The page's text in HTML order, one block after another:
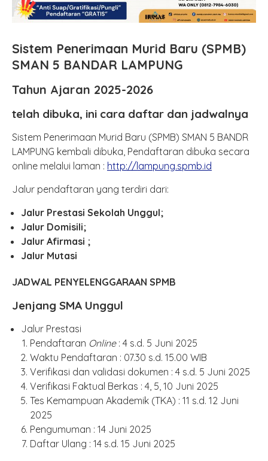
Sistem Penerimaan Murid Baru (SPMB)
SMAN 5 BANDAR LAMPUNG
Tahun Ajaran 2025-2026
telah dibuka, ini cara daftar dan jadwalnya
Sistem Penerimaan Murid Baru (SPMB) SMAN 5 BANDR
LAMPUNG kembali dibuka, Pendaftaran dibuka secara
online melalui laman : http://lampung.spmb.id
Jalur pendaftaran yang terdiri dari:
Jalur Prestasi Sekolah Unggul;
Jalur Domisili;
Jalur Afirmasi ;
Jalur Mutasi
JADWAL PENYELENGGARAAN SPMB
Jenjang SMA Unggul
Jalur Prestasi
Pendaftaran Online: 4 s.d. 5 Juni 2025
Waktu Pendaftaran : 07.30 s.d. 15.00 WIB
Verifikasi dan validasi dokumen : 4 s.d. 5 Juni 2025
Verifikasi Faktual Berkas : 4, 5, 10 Juni 2025
Tes Kemampuan Akademik (TKA) : 11 s.d. 12 Juni
2025
Pengumuman : 14 Juni 2025
Daftar Ulang : 14 s.d. 15 Juni 2025